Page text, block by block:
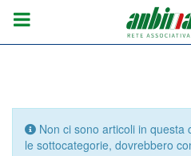
Info
Non ci sono articoli in questa
le sottocategorie, dovrebbero